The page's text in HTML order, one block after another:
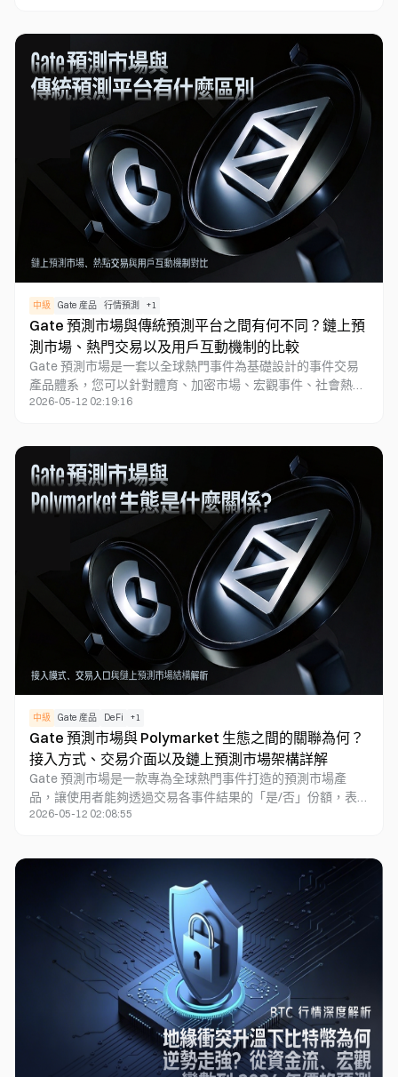
中級 Gate 産品 行情預測 +1
Gate 預測市場與傳統預測平台之間有何不同？鏈上預
測市場、熱門交易以及用戶互動機制的比較
Gate 預測市場是一套以全球熱門事件為基礎設計的事件交易
產品體系，您可以針對體育、加密市場、宏觀事件、社會熱門
話題等多元主題，預測並交易未來結果。與傳統「固定賠率」
2026-05-12 02:19:16
中級 Gate 産品 DeFi +1
Gate 預測市場與 Polymarket 生態之間的關聯為何？
接入方式、交易介面以及鏈上預測市場架構詳解
Gate 預測市場是一款專為全球熱門事件打造的預測市場產
品，讓使用者能夠透過交易各事件結果的「是/否」份額，表
達對未來事件發生機率的看法並進行定價。隨著預測市場逐步
2026-05-12 02:08:55